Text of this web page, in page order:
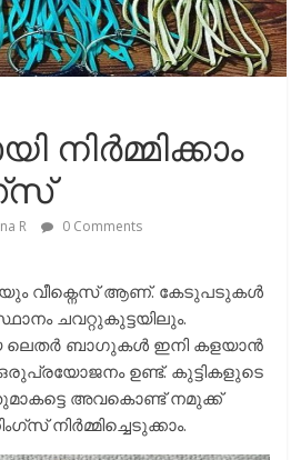
R 0 Comments
വീക്നെസ് ആണ്. കേടുപടുകള്‍
ചവറ്റുകുട്ടയിലും.
ബാഗുകള്‍ ഇനി കളയാന്‍
ഉണ്ട്. കുട്ടികളുടെ
അവകൊണ്ട് നമുക്ക്
നിര്‍മ്മിച്ചെടുക്കാം.